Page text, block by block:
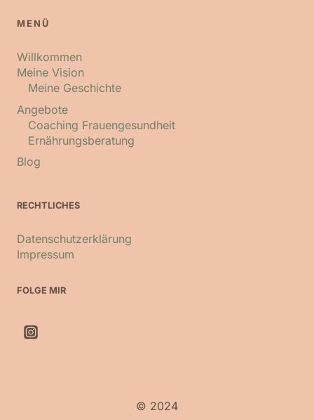
MENÜ
Willkommen
Meine Vision
Meine Geschichte
Angebote
Coaching Frauengesundheit
Ernährungsberatung
Blog
RECHTLICHES
Datenschutzerklärung
Impressum
FOLGE MIR
© 2024